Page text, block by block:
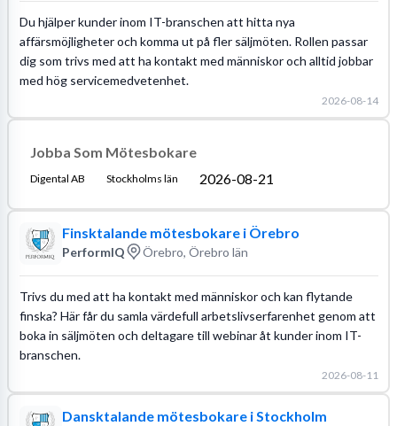
Du hjälper kunder inom IT-branschen att hitta nya
affärsmöjligheter och komma ut på fler säljmöten. Rollen passar
dig som trivs med att ha kontakt med människor och alltid jobbar
med hög servicemedvetenhet.
2026-08-14
Jobba Som Mötesbokare
Digental AB Stockholms län 2026-08-21
Finsktalande mötesbokare i Örebro
PerformIQ Örebro, Örebro län
Trivs du med att ha kontakt med människor och kan flytande
finska? Här får du samla värdefull arbetslivserfarenhet genom att
boka in säljmöten och deltagare till webinar åt kunder inom IT-
branschen.
2026-08-11
Dansktalande mötesbokare i Stockholm